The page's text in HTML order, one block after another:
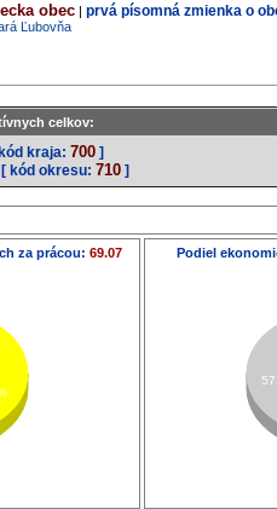
obec | prvá písomná zmienka o
Ľubovňa
celkov:
kraja: 700 ]
[ kód okresu: 710 ]
za prácou: 69.07 Podiel